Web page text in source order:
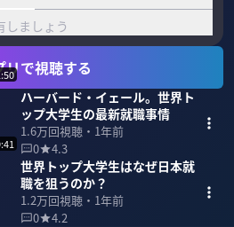
しましょう
リで視聴する
ハーバード・イェール。世界ト
ップ大学生の最新就職事情
1.6万回視聴・ 1年前
0
4.3
世界トップ大学生はなぜ日本就
職を狙うのか？
1.2万回視聴・ 1年前
0
4.2